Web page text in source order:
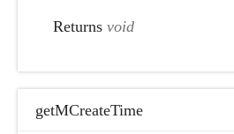
Returns void
getMCreateTime